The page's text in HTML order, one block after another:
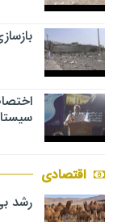
اقتصادی
رشد